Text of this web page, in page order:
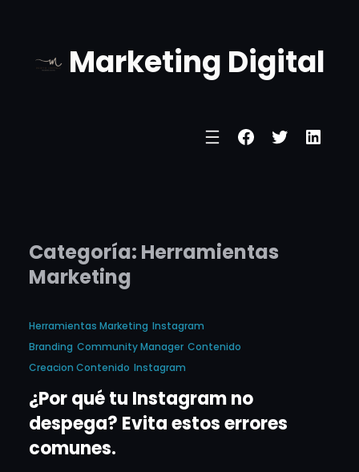
Marketing Digital
Categoría: Herramientas
Marketing
Herramientas Marketing Instagram
Branding Community Manager Contenido
Creacion Contenido Instagram
¿Por qué tu Instagram no
despega? Evita estos errores
comunes.